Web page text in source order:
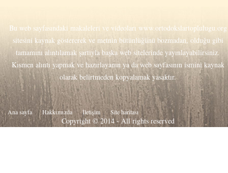
Bu web sayfasındaki makaleleri ve videoları www.ortodokslartoplulugu.org
sitesini kaynak göstererek ve metnin bütünlüğünü bozmadan, olduğu gibi
tamamını alıntılamak şartıyla başka web sitelerinde yayınlayabilirsiniz.
Kısmen alıntı yapmak ve hazırlayanın ya da web sayfasının ismini kaynak
olarak belirtmeden kopyalamak yasaktır.
Ana sayfa Hakkιmιzda İletişim Site haritası
Copyright © 2014 - All rights reserved